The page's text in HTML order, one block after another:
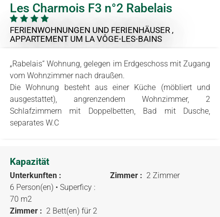
Les Charmois F3 n°2 Rabelais
FERIENWOHNUNGEN UND FERIENHÄUSER ,
APPARTEMENT UM LA VÔGE-LES-BAINS
„Rabelais“ Wohnung, gelegen im Erdgeschoss mit Zugang
vom Wohnzimmer nach draußen.
Die Wohnung besteht aus einer Küche (möbliert und
ausgestattet), angrenzendem Wohnzimmer, 2
Schlafzimmern mit Doppelbetten, Bad mit Dusche,
separates W.C
Kapazität
Unterkunften :
6 Person(en) • Superficy :
70 m2
Zimmer : 2 Zimmer
Zimmer : 2 Bett(en) für 2